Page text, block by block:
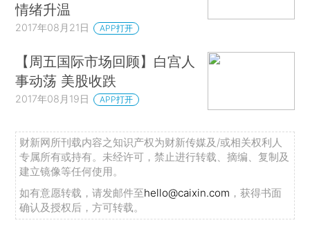
情绪升温
2017年08月21日 APP打开
【周五国际市场回顾】白宫人
事动荡 美股收跌
2017年08月19日 APP打开
财新网所刊载内容之知识产权为财新传媒及/或相关权利人
专属所有或持有。未经许可，禁止进行转载、摘编、复制及
建立镜像等任何使用。
如有意愿转载，请发邮件至hello@caixin.com ，获得书面
确认及授权后，方可转载。